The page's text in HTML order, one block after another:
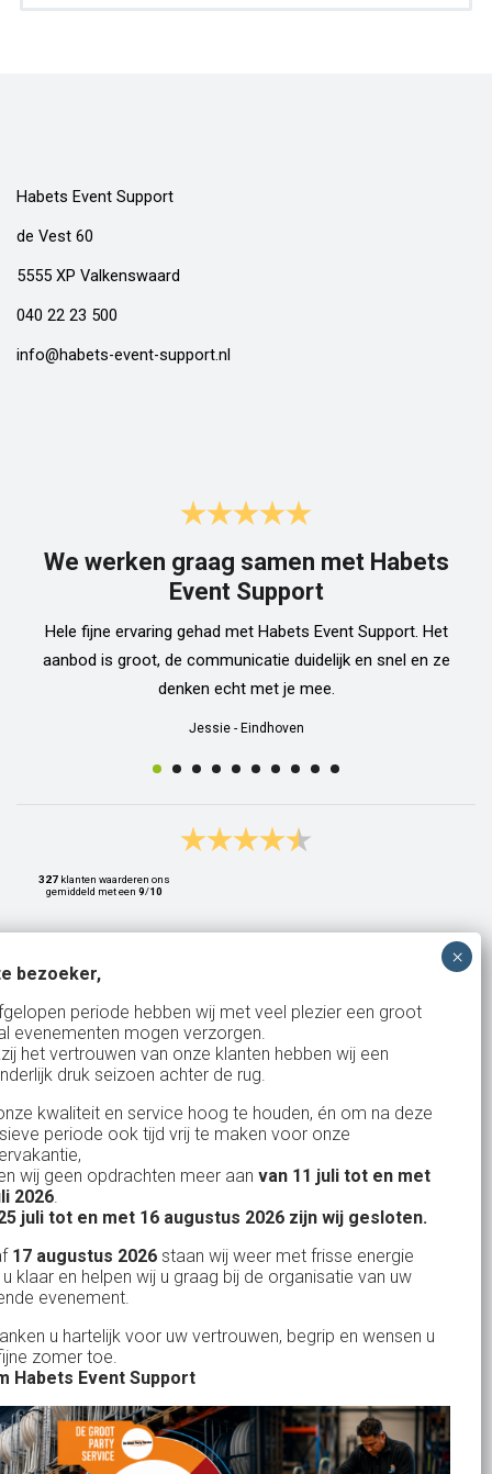
Habets Event Support
de Vest 60
5555 XP Valkenswaard
040 22 23 500
info@habets-event-support.nl
We werken graag samen met Habets
Event Support
Hele fijne ervaring gehad met Habets Event Support. Het
aanbod is groot, de communicatie duidelijk en snel en ze
denken echt met je mee.
Jessie - Eindhoven
327 klanten waarderen ons
gemiddeld met een 9/10
Bank: NL15ABNA0561810710
KvK: 17167131
BTW: NL.1678.53.296.B01
Uw partner in:
Evenementen verhuur
Feestverhuur
Licht- en Geluidverhuur
Horeca verhuur
Partyverhuur
Je vindt ons op
bezoeker,
periode hebben wij met veel plezier een groot
evenementen mogen verzorgen.
het vertrouwen van onze klanten hebben wij een
druk seizoen achter de rug.
kwaliteit en service hoog te houden, én om na deze
periode ook tijd vrij te maken voor onze
wij geen opdrachten meer aan van 11 juli tot en met
2026.
juli tot en met 16 augustus 2026 zijn wij gesloten.
17 augustus 2026 staan wij weer met frisse energie
klaar en helpen wij u graag bij de organisatie van uw
evenement.
u hartelijk voor uw vertrouwen, begrip en wensen u
zomer toe.
Habets Event Support